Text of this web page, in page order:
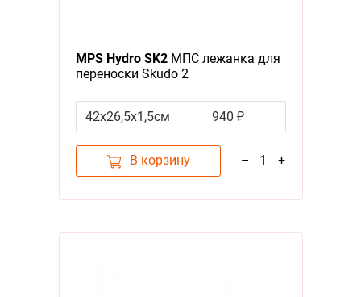
MPS Hydro SK2МПС лежанка для
переноски Skudo 2
42x26,5x1,5см 940 ₽
В корзину – 1 +